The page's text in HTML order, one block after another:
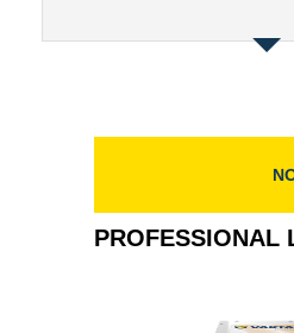
PROFESSIONAL